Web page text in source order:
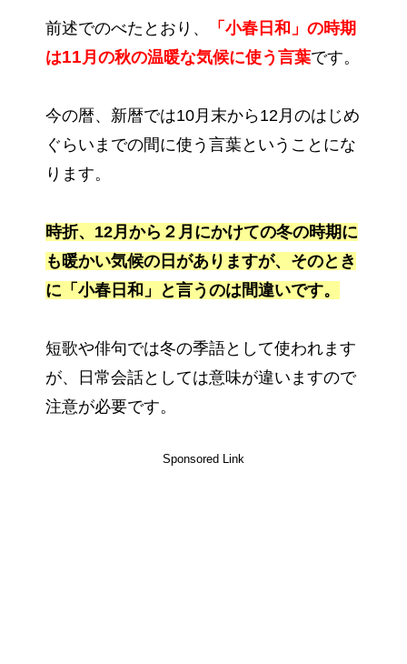
前述でのべたとおり、
「小春日和」の時期
は11月の秋の温暖な気候に使う言葉です。
今の暦、新暦では10月末から12月のはじめ
ぐらいまでの間に使う言葉ということにな
ります。
時折、12月から２月にかけての冬の時期に
も暖かい気候の日がありますが、そのとき
に「小春日和」と言うのは間違いです。
短歌や俳句では冬の季語として使われます
が、日常会話としては意味が違いますので
注意が必要です。
Sponsored Link